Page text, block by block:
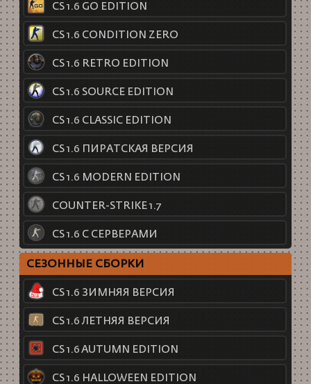
CS 1.6 GO EDITION
CS 1.6 CONDITION ZERO
CS 1.6 RETRO EDITION
CS 1.6 SOURCE EDITION
CS 1.6 CLASSIC EDITION
CS 1.6 ПИРАТСКАЯ ВЕРСИЯ
CS 1.6 MODERN EDITION
COUNTER-STRIKE 1.7
CS 1.6 С СЕРВЕРАМИ
СЕЗОННЫЕ СБОРКИ
CS 1.6 ЗИМНЯЯ ВЕРСИЯ
CS 1.6 ЛЕТНЯЯ ВЕРСИЯ
CS 1.6 AUTUMN EDITION
CS 1.6 HALLOWEEN EDITION